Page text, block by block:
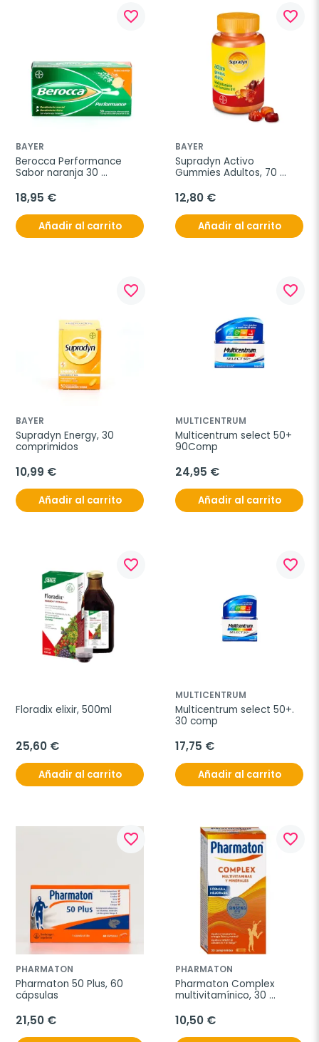
favorite_border
BAYER
Berocca Performance
Sabor naranja 30
efervescentes
18,95 €
Añadir al carrito
favorite_border
BAYER
Supradyn Activo
Gummies Adultos, 70
12,80 €
Añadir al carrito
favorite_border
BAYER
Supradyn Energy, 30
comprimidos
10,99 €
Añadir al carrito
favorite_border
MULTICENTRUM
Multicentrum select 50+
90Comp
24,95 €
Añadir al carrito
favorite_border
Floradix elixir, 500ml
25,60 €
Añadir al carrito
favorite_border
MULTICENTRUM
Multicentrum select 50+.
30 comp
17,75 €
Añadir al carrito
favorite_border
PHARMATON
Pharmaton 50 Plus, 60
cápsulas
21,50 €
favorite_border
PHARMATON
Pharmaton Complex
multivitamínico, 30
10,50 €